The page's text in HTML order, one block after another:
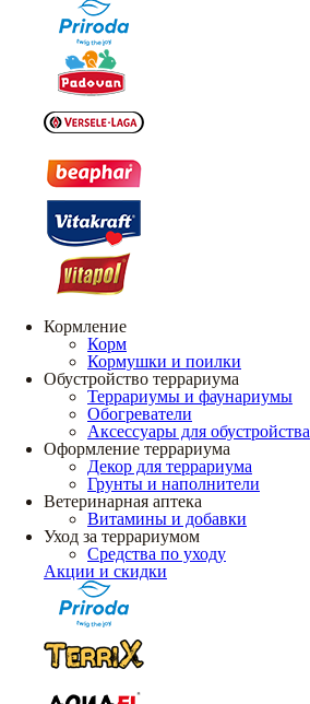
Кормление
Корм
Кормушки и поилки
Обустройство террариума
Террариумы и фаунариумы
Обогреватели
Аксессуары для обустройства
Оформление террариума
Декор для террариума
Грунты и наполнители
Ветеринарная аптека
Витамины и добавки
Уход за террариумом
Средства по уходу
Акции и скидки